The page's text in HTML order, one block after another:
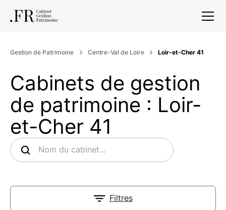
Gestion de Patrimoine Centre-Val de Loire Loir-et-Cher 41
Cabinets de gestion
de patrimoine : Loir-
et-Cher 41
Filtres